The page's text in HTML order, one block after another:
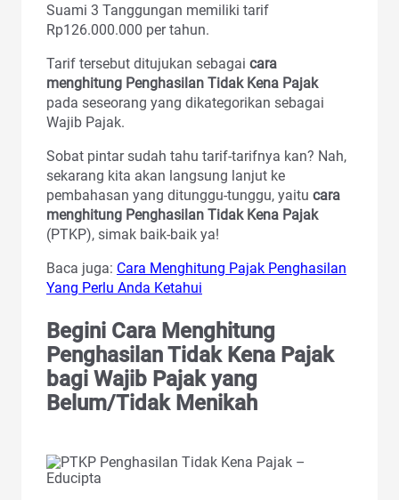
Suami 3 Tanggungan memiliki tarif
Rp126.000.000 per tahun.
Tarif tersebut ditujukan sebagai cara
menghitung Penghasilan Tidak Kena Pajak
pada seseorang yang dikategorikan sebagai
Wajib Pajak.
Sobat pintar sudah tahu tarif-tarifnya kan? Nah,
sekarang kita akan langsung lanjut ke
pembahasan yang ditunggu-tunggu, yaitu cara
menghitung Penghasilan Tidak Kena Pajak
(PTKP), simak baik-baik ya!
Baca juga: Cara Menghitung Pajak Penghasilan
Yang Perlu Anda Ketahui
Begini Cara Menghitung
Penghasilan Tidak Kena Pajak
bagi Wajib Pajak yang
Belum/Tidak Menikah